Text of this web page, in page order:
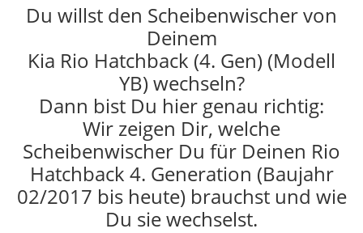
Du willst den Scheibenwischer von
Deinem
Kia Rio Hatchback (4. Gen) (Modell
YB) wechseln?
Dann bist Du hier genau richtig:
Wir zeigen Dir, welche
Scheibenwischer Du für Deinen Rio
Hatchback 4. Generation (Baujahr
02/2017 bis heute) brauchst und wie
Du sie wechselst.